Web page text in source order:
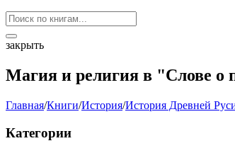
закрыть
Магия и религия в "Слове о
Главная/Книги/История/История Древней
Категории